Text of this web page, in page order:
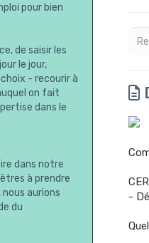
pour bien
de saisir les
le jour,
- recourir à
on fait
dans le
dans notre
à prendre
aurions
du
-